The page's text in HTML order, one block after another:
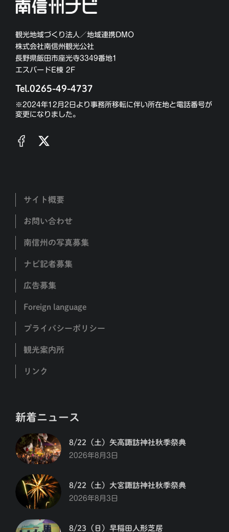
観光地域づくり法人／地域連携DMO
株式会社南信州観光公社
長野県飯田市座光寺3349番地1
エスバードE棟 2F
Tel.0265-49-4737
※2024年12月2日より事務所移転に伴い所在地と電話番号が
変更になりました。
サイト概要
お問い合わせ
南信州の写真募集
ナビ記者募集
広告募集
Foreign language
プライバシーポリシー
観光案内所
リンク
新着ニュース
8/22（土）矢高諏訪神社秋季祭典
2026年8月3日
8/22（土）大宮諏訪神社秋季祭典
2026年8月3日
8/23（日）早稲田人形芝居